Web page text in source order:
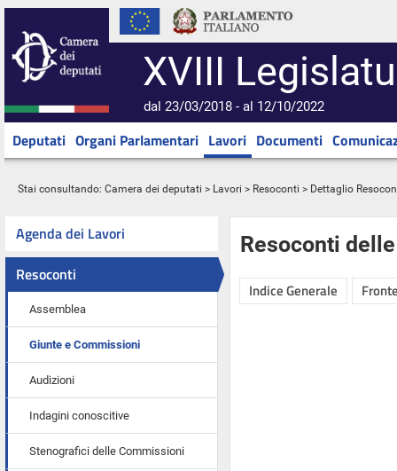
XVIII
dal 23/03/2018 - al 12/10/2022
Deputati Organi Parlamentari Lavori Documenti
Stai consultando: Camera dei deputati > Lavori > Resoconti > Dettaglio
Agenda dei Lavori
Resoconti
Assemblea
Giunte e Commissioni
Audizioni
Indagini conoscitive
Stenografici delle Commissioni
Resoconti
Indice Generale